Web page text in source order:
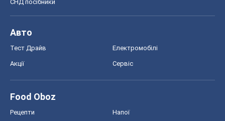
СНД посібники
Авто
Тест Драйв Електромобілі
Акції Сервіс
Food Oboz
Рецепти Напої